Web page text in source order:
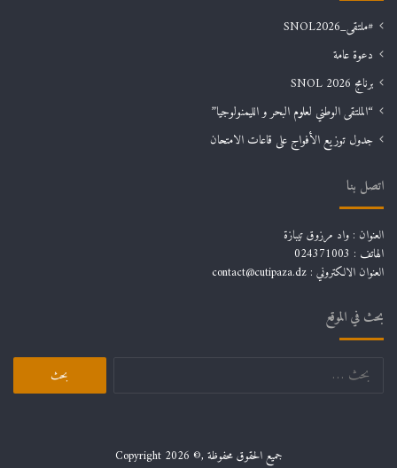
#ملتقى_SNOL2026
دعوة عامة
برنامج SNOL 2026
“الملتقى الوطني لعلوم البحر و الليمنولوجيا”
جدول توزيع الأفواج على قاعات الامتحان
اتصل بنا
العنوان : واد مرزوق تيبازة
الهاتف : 024371003
العنوان الالكتروني : contact@cutipaza.dz
بحث في الموقع
البحث
جميع الحقوق محفوظة ,© Copyright 2026